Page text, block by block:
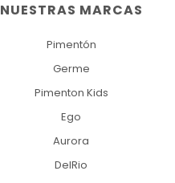
NUESTRAS MARCAS
Pimentón
Germe
Pimenton Kids
Ego
Aurora
DelRio